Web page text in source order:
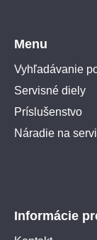
Menu
Vyhľadávanie
Servisné diely
Príslušenstvo
Náradie na
Informácie